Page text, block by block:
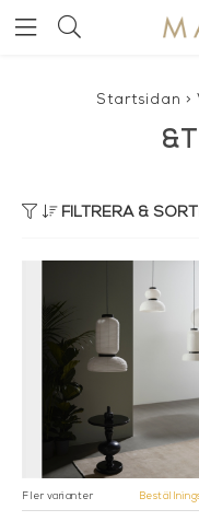
Startsidan >
FILTRERA &
Fler varianter